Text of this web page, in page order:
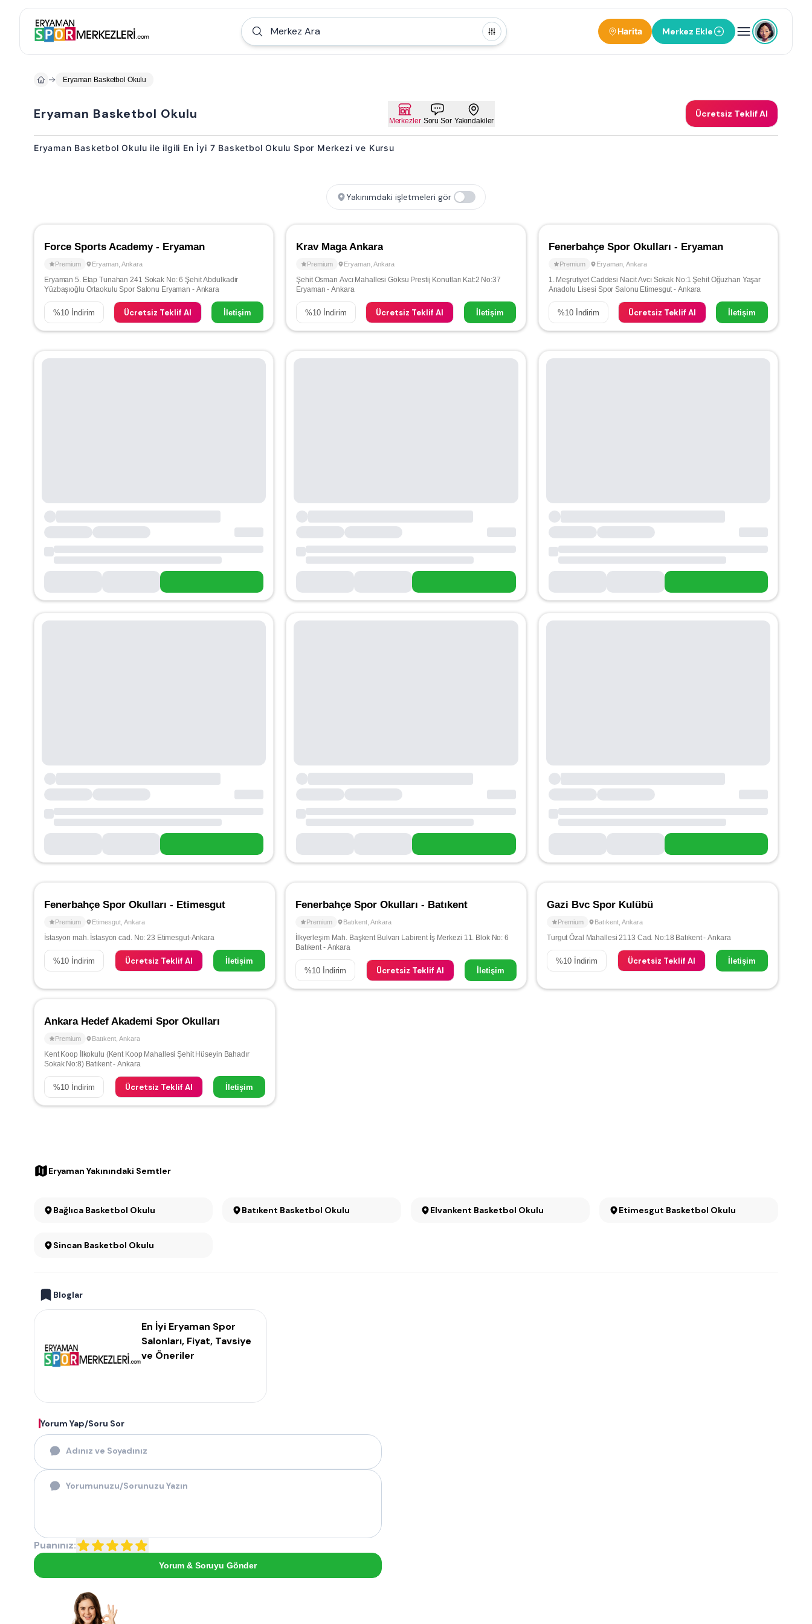
Merkez Ara Harita Merkez Ekle
Eryaman Basketbol Okulu
Eryaman Basketbol Okulu Merkezler Soru Sor Yakındakiler
Ücretsiz Teklif Al
Eryaman Basketbol Okulu ile ilgili En İyi 7 Basketbol Okulu Spor Merkezi ve Kursu
Yakınımdaki işletmeleri gör
Force Sports Academy - Eryaman
Premium Eryaman Ankara
Eryaman 5. Etap Tunahan 241 Sokak No: 6 Şehit Abdulkadir
Yüzbaşıoğlu Ortaokulu Spor Salonu Eryaman - Ankara
%10 İndirim Ücretsiz Teklif Al İletişim
Krav Maga Ankara
Premium Eryaman ,Ankara
Şehit Osman Avcı Mahallesi Göksu Prestij Konutları Kat:2 No:37
Eryaman - Ankara
%10 İndirim Ücretsiz Teklif Al İletişim
Fenerbahçe Spor Okulları - Eryaman
Premium Eryaman, Ankara
1. Meşrutiyet Caddesi Nacit Avcı Sokak No:1 Şehit Oğuzhan Yaşar
Anadolu Lisesi Spor Salonu Etimesgut - Ankara
%10İndirim Ücretsiz Teklif Al İletişim
Fenerbahçe Spor Okulları - Etimesgut
Premium Etimesgut Ankara
İstasyon mah. İstasyon cad. No: 23 Etimesgut-Ankara
%10 İndirim Ücretsiz Teklif Al İletişim
Fenerbahçe Spor Okulları - Batıkent
Premium Batıkent Ankara
İlkyerleşim Mah. Başkent Bulvarı Labirent İş Merkezi 11. Blok No: 6
Batıkent - Ankara
%10 İndirim Ücretsiz Teklif Al İletişim
Gazi Bvc Spor Kulübü
Premium Batıkent Ankara
Turgut Özal Mahallesi 2113 Cad. No:18 Batıkent - Ankara
%10 İndirim Ücretsiz Teklif Al İletişim
Ankara Hedef Akademi Spor Okulları
Premium Batıkent Ankara
Kent Koop İlkokulu (Kent Koop Mahallesi Şehit Hüseyin Bahadır
Sokak No:8) Batıkent - Ankara
%10 İndirim Ücretsiz Teklif Al İletişim
Eryaman Yakınındaki Semtler
Bağlıca Basketbol Okulu Batıkent Basketbol Okulu Elvankent Basketbol Okulu Etimesgut Basketbol Okulu
Sincan Basketbol Okulu
Bloglar
En İyi Eryaman Spor
Salonları, Fiyat, Tavsiye
ve Öneriler
Yorum Yap/Soru Sor
Puanınız:
Yorum & Soruyu Gönder